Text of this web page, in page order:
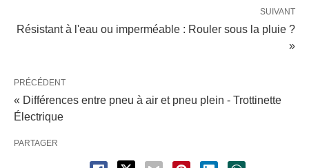
SUIVANT
Résistant à l'eau ou imperméable : Rouler sous la pluie ?
»
PRÉCÉDENT
« Différences entre pneu à air et pneu plein - Trottinette
Électrique
PARTAGER